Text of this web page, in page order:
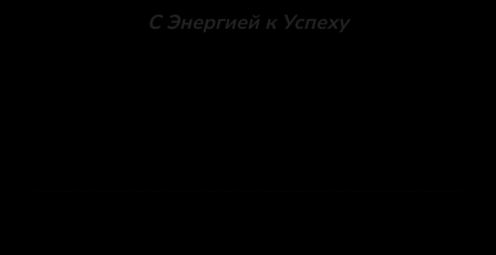
С Энергией к Успеху